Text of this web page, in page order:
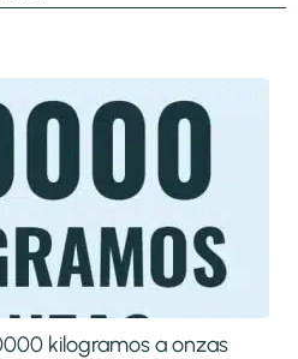
kilogramos a onzas